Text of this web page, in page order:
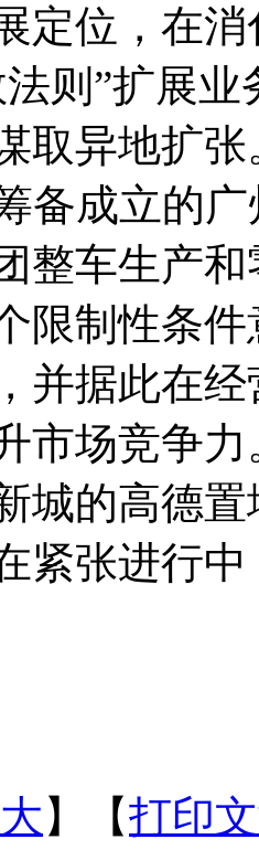
定位，在
则”扩展
取异地扩张
备成立的广
整车生产
限制性条
并据此在
市场竞争
城的高德
紧张进行
大 】【打印